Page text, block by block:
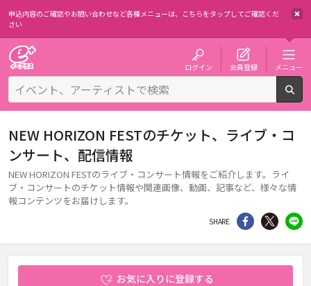
申込内容のご確認やお問い合わせなど各種メニューは、 こちらをタップしてご確認くだ
さい
ログイン 会員登録 メニュー
NEW HORIZON FESTのチケット、ライブ・コ
ンサート、配信情報
NEW HORIZON FESTのライブ・コンサート情報をご紹介します。ライ
ブ・コンサートのチケット情報や関連画像、動画、記事など、様々な情
報コンテンツをお届けします。
SHARE シェア Twitter
お気に入りに登録する